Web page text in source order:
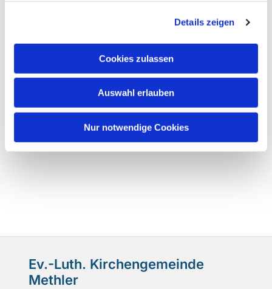
Details zeigen
Cookies zulassen
Auswahl erlauben
Nur notwendige Cookies
Ev.-Luth. Kirchengemeinde
Methler